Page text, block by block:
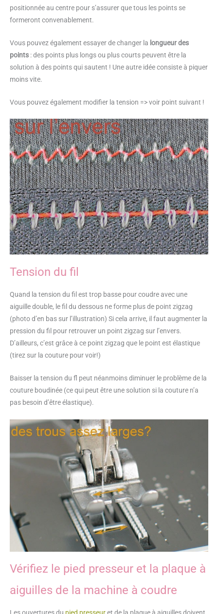
positionnée au centre pour s’assurer que tous les points se
formeront convenablement.
Vous pouvez également essayer de changer la longueur des
points : des points plus longs ou plus courts peuvent être la
solution à des points qui sautent ! Une autre idée consiste à piquer
moins vite.
Vous pouvez également modifier la tension => voir point suivant !
Tension du fil
Quand la tension du fil est trop basse pour coudre avec une
aiguille double, le fil du dessous ne forme plus de point zigzag
(photo d’en bas sur l’illustration) Si cela arrive, il faut augmenter la
pression du fil pour retrouver un point zigzag sur l’envers.
D’ailleurs, c’est grâce à ce point zigzag que le point est élastique
(tirez sur la couture pour voir!)
Baisser la tension du fl peut néanmoins diminuer le problème de la
couture boudinée (ce qui peut être une solution si la couture n’a
pas besoin d’être élastique).
Vérifiez le pied presseur et la plaque à
aiguilles de la machine à coudre